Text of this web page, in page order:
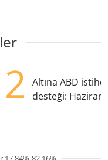
2
Altına ABD
desteği: